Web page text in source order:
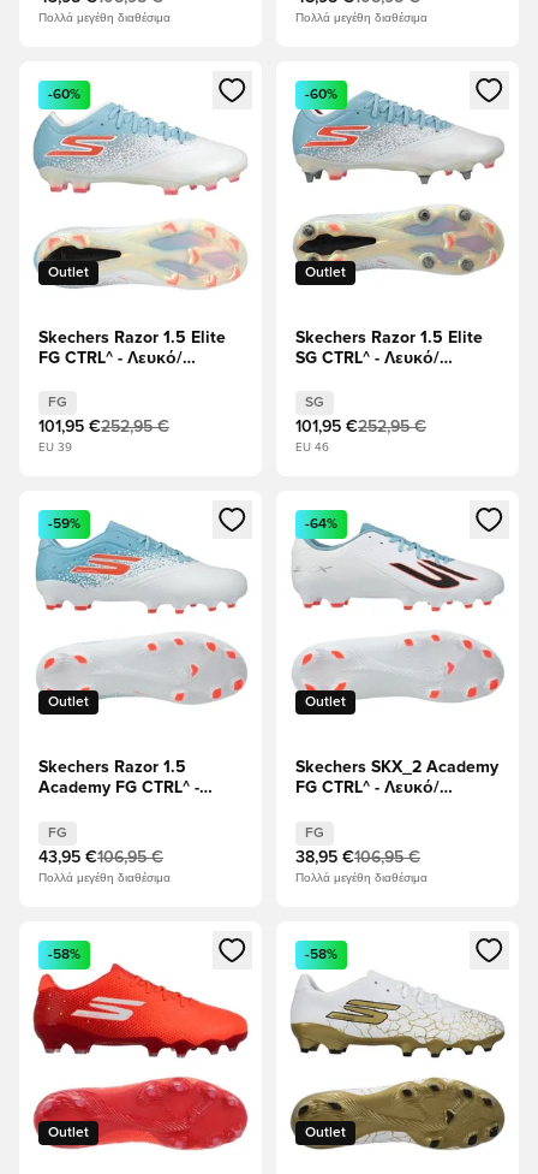
Πολλά μεγέθη διαθέσιμα Πολλά μεγέθη διαθέσιμα
Ανοίγει ένα Modal για να συνδεθείτε ή να εγγραφείτε ως
Outlet
-60%
Skechers Razor 1.5 Elite
FG CTRL^ - Λευκό/
FG
101,95 €252,95 €
EU 39
Ανοίγει ένα Modal για να
Outlet
-60%
Skechers Razor 1.5 Elite
SG CTRL^ - Λευκό/
SG
101,95 €252,95 €
EU 46
Ανοίγει ένα Modal για να συνδεθείτε ή να εγγραφείτε ως
Outlet
-59%
Skechers Razor 1.5
Academy FG CTRL^ -
FG
43,95 €106,95 €
Πολλά μεγέθη διαθέσιμα
Ανοίγει ένα Modal για να
Outlet
-64%
Skechers SKX_2 Academy
FG CTRL^ - Λευκό/
FG
38,95 €106,95 €
Πολλά μεγέθη διαθέσιμα
Ανοίγει ένα Modal για να συνδεθείτε ή να εγγραφείτε ως
Outlet
-58%
Ανοίγει ένα Modal για να
Outlet
-58%